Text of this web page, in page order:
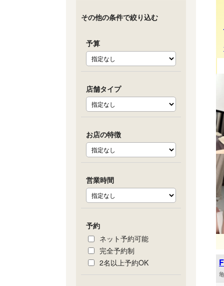
その他の条件で絞り込む
予算
店舗タイプ
お店の特徴
営業時間
予約
ネット予約可能
完全予約制
2名以上予約OK